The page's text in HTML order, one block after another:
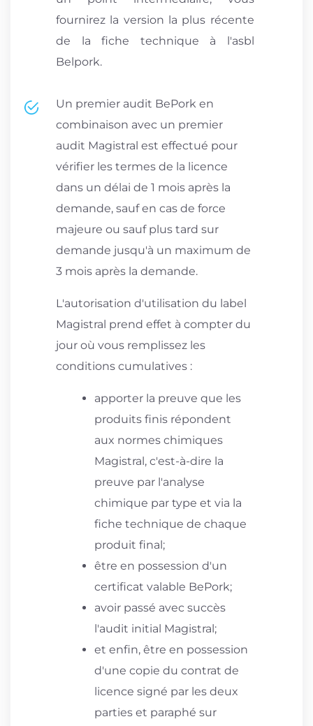
fournirez la version la plus récente
de la fiche technique à l'asbl
Belpork.
Un premier audit BePork en
combinaison avec un premier
audit Magistral est effectué pour
vérifier les termes de la licence
dans un délai de 1 mois après la
demande, sauf en cas de force
majeure ou sauf plus tard sur
demande jusqu'à un maximum de
3 mois après la demande.
L'autorisation d'utilisation du label
Magistral prend effet à compter du
jour où vous remplissez les
conditions cumulatives :
apporter la preuve que les
produits finis répondent
aux normes chimiques
Magistral, c'est-à-dire la
preuve par l'analyse
chimique par type et via la
fiche technique de chaque
produit final;
être en possession d'un
certificat valable BePork;
avoir passé avec succès
l'audit initial Magistral;
et enfin, être en possession
d'une copie du contrat de
licence signé par les deux
parties et paraphé sur